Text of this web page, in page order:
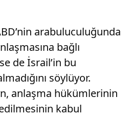
arabuluculuğunda
bağlı
de İsrail’in bu
söylüyor.
anlaşma hükümlerinin
kabul